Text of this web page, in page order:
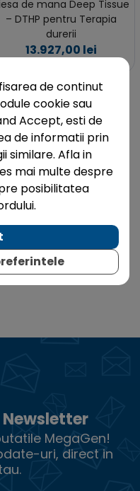
de mana Deep Tissue
– DTHP pentru Terapia
durerii
13.927,00 lei
MegaGen!
uri, direct in
de continut
cookie sau
Accept, esti de
de informatii prin
similare. Afla in
mai multe despre
posibilitatea